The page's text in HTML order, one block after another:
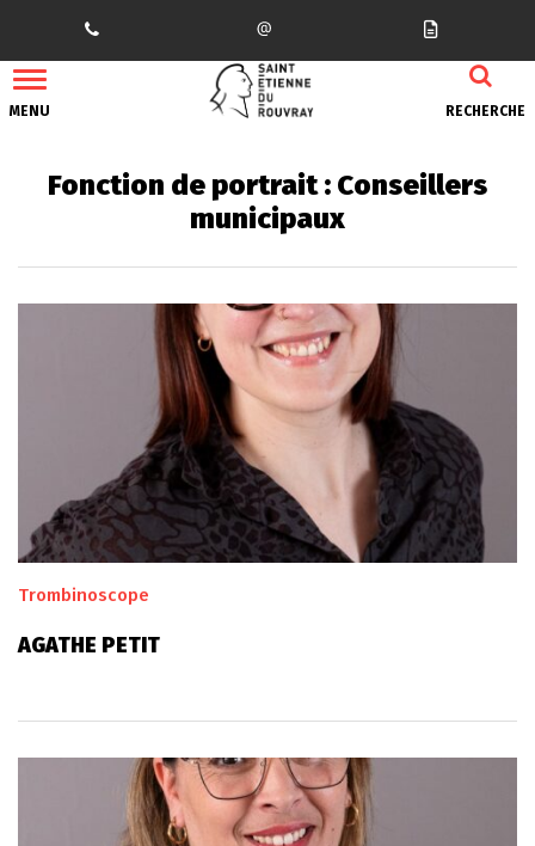
MENU RECHERCHE
Fonction de portrait : Conseillers
municipaux
Trombinoscope
AGATHE PETIT